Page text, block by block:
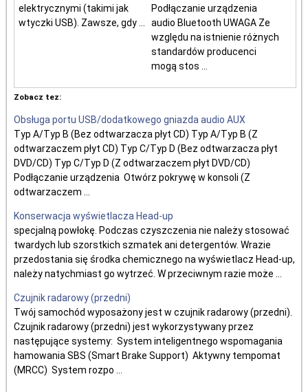
elektrycznymi (takimi jak
wtyczki USB). Zawsze, gdy ...
Podłączanie urządzenia
audio Bluetooth UWAGA Ze
względu na istnienie różnych
standardów producenci
mogą stos ...
Zobacz tez:
Obsługa portu USB/dodatkowego gniazda audio AUX
Typ A/Typ B (Bez odtwarzacza płyt CD) Typ A/Typ B (Z
odtwarzaczem płyt CD) Typ C/Typ D (Bez odtwarzacza płyt
DVD/CD) Typ C/Typ D (Z odtwarzaczem płyt DVD/CD)
Podłączanie urządzenia Otwórz pokrywę w konsoli (Z
odtwarzaczem ...
Konserwacja wyświetlacza Head-up
specjalną powłokę. Podczas czyszczenia nie należy stosować
twardych lub szorstkich szmatek ani detergentów. Wrazie
przedostania się środka chemicznego na wyświetlacz Head-up,
należy natychmiast go wytrzeć. W przeciwnym razie może ...
Czujnik radarowy (przedni)
Twój samochód wyposażony jest w czujnik radarowy (przedni).
Czujnik radarowy (przedni) jest wykorzystywany przez
następujące systemy: System inteligentnego wspomagania
hamowania SBS (Smart Brake Support) Aktywny tempomat
(MRCC) System rozpo ...